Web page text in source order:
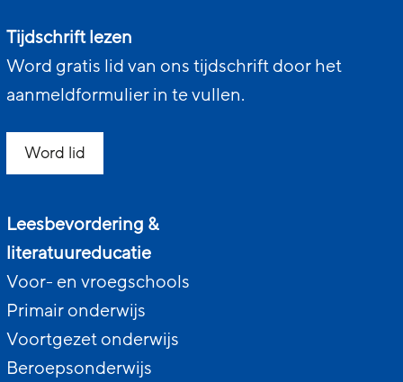
Tijdschrift lezen
Word gratis lid van ons tijdschrift door het
aanmeldformulier in te vullen.
Word lid
Leesbevordering &
literatuureducatie
Voor- en vroegschools
Primair onderwijs
Voortgezet onderwijs
Beroepsonderwijs